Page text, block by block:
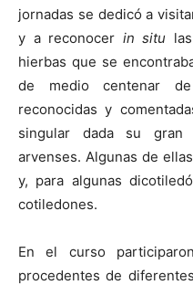
jornadas se dedicó a
y a reconocer in situ
hierbas que se
de medio centenar
reconocidas y
singular dada su gran
arvenses. Algunas de
y, para algunas
cotiledones.
En el curso
procedentes de